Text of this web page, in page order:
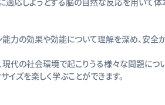
能力の効果や効能について理解を深め、安
現代の社会環境で起こりうる様々な問題に
ズを楽しく学ぶことができます。